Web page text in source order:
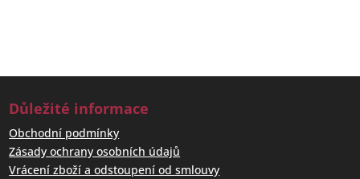
Důležité informace
Obchodní podmínky
Zásady ochrany osobních údajů
Vrácení zboží a odstoupení od smlouvy